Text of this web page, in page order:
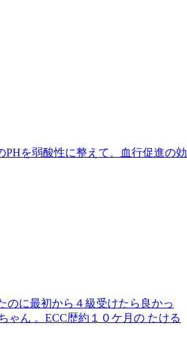
を弱酸性に整えて、血行促進の効
のに最初から４級受けたら良かっ
ゃん 。ECC歴約１０ケ月の たける